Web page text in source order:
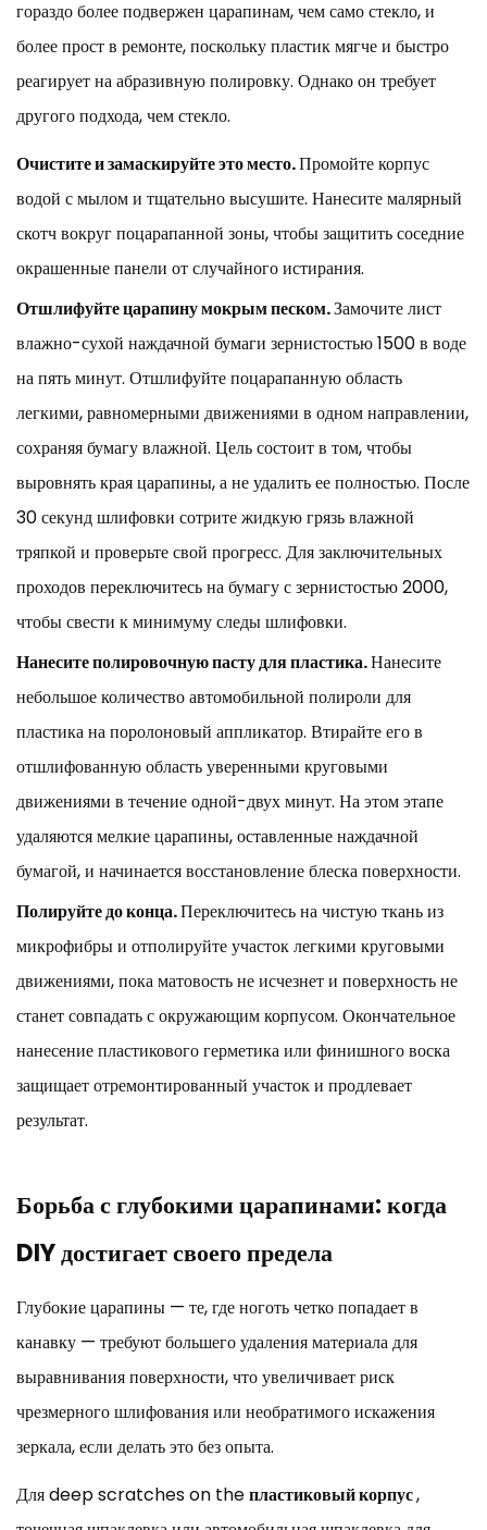
гораздо более подвержен царапинам, чем само стекло, и
более прост в ремонте, поскольку пластик мягче и быстро
реагирует на абразивную полировку. Однако он требует
другого подхода, чем стекло.
Очистите и замаскируйте это место.Промойте корпус
водой с мылом и тщательно высушите. Нанесите малярный
скотч вокруг поцарапанной зоны, чтобы защитить соседние
окрашенные панели от случайного истирания.
Отшлифуйте царапину мокрым песком.Замочите лист
влажно-сухой наждачной бумаги зернистостью 1500 в воде
на пять минут. Отшлифуйте поцарапанную область
легкими, равномерными движениями в одном направлении,
сохраняя бумагу влажной. Цель состоит в том, чтобы
выровнять края царапины, а не удалить ее полностью. После
30 секунд шлифовки сотрите жидкую грязь влажной
тряпкой и проверьте свой прогресс. Для заключительных
проходов переключитесь на бумагу с зернистостью 2000,
чтобы свести к минимуму следы шлифовки.
Нанесите полировочную пасту для пластика.Нанесите
небольшое количество автомобильной полироли для
пластика на поролоновый аппликатор. Втирайте его в
отшлифованную область уверенными круговыми
движениями в течение одной-двух минут. На этом этапе
удаляются мелкие царапины, оставленные наждачной
бумагой, и начинается восстановление блеска поверхности.
Полируйте до конца.Переключитесь на чистую ткань из
микрофибры и отполируйте участок легкими круговыми
движениями, пока матовость не исчезнет и поверхность не
станет совпадать с окружающим корпусом. Окончательное
нанесение пластикового герметика или финишного воска
защищает отремонтированный участок и продлевает
результат.
Борьба с глубокими царапинами: когда
DIY достигает своего предела
Глубокие царапины — те, где ноготь четко попадает в
канавку — требуют большего удаления материала для
выравнивания поверхности, что увеличивает риск
чрезмерного шлифования или необратимого искажения
зеркала, если делать это без опыта.
Для deep scratches on theпластиковый корпус,